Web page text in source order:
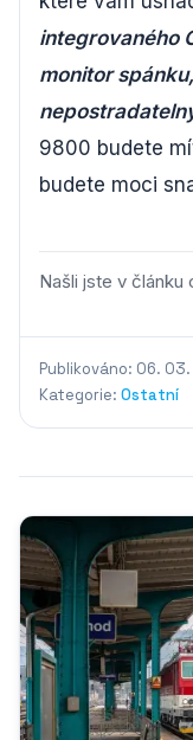
integrovaného
monitor
9800 budete
budete moci
Našli jste v článku
Publikováno: 06.
Kategorie: Ostatní